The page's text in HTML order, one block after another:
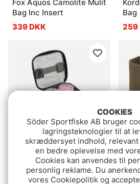
Fox Aquos Camolite Mulit
Bag Inc Insert
339 DKK
Bag
259
Fox Aquos Camolite Bait
Storage
269 DKK
COOKIES
Söder Sportfiske AB bruger
lagringsteknologier til at
skræddersyet indhold,
en bedre oplevelse med
Cookies kan anvendes til
personlig reklame. Du
vores Cookiepolitik og